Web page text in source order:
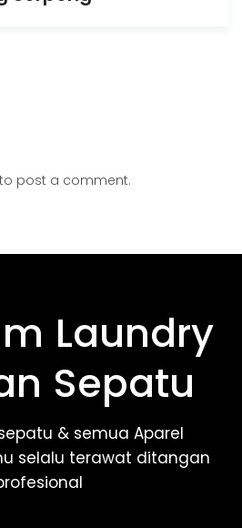
to post a comment.
Laundry
Sepatu
& semua Aparel
selalu terawat ditangan